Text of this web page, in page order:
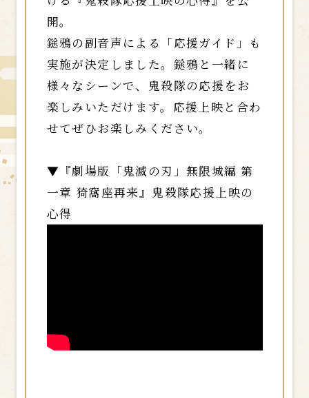
開。
鎹鴉の副音声による「応援ガイド」も
実施が決定しました。鎹鴉と一緒に
様々なシーンで、鬼殺隊の応援をお
楽しみいただけます。応援上映と合わ
せてぜひお楽しみください。
▼『劇場版「鬼滅の刃」無限城編 第
一章 猗窩座再来』鬼殺隊応援上映の
心得